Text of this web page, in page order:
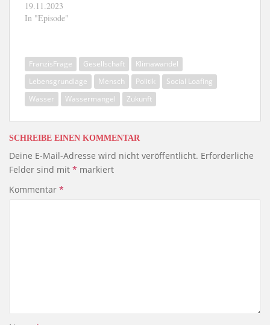
19.11.2023
In "Episode"
FranzisFrage Gesellschaft
Klimawandel
Lebensgrundlage
Mensch Politik
Social Loafing
Wasser
Wassermangel Zukunft
SCHREIBE EINEN KOMMENTAR
Deine E-Mail-Adresse wird nicht veröffentlicht. Erforderliche
Felder sind mit * markiert
Kommentar *